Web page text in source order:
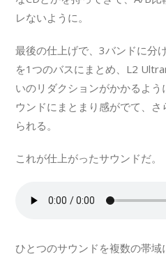
レないように。
最後の仕上げで、3バンドに分
を1つのバスにまとめ、L2
いのリダクションがかかるよ
ウンドにまとまり感がでて、
られる。
これが仕上がったサウンドだ。
ひとつのサウンドを複数の帯域